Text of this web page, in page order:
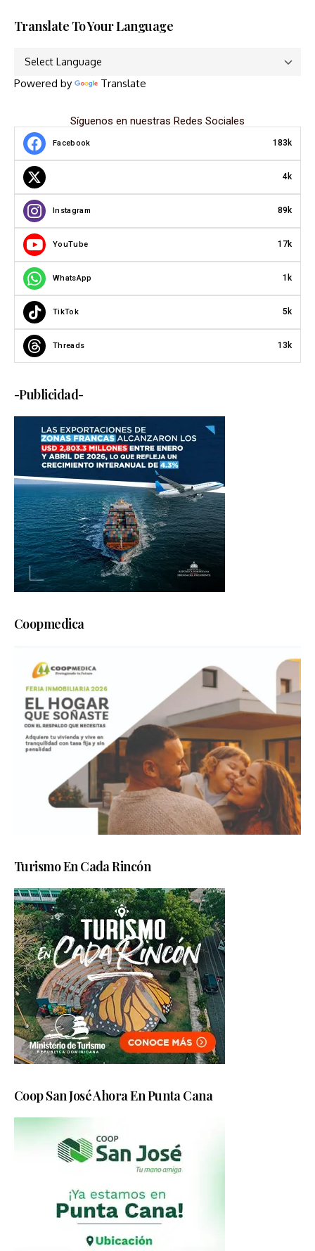
Translate To Your Language
Powered by Translate
Síguenos en nuestras Redes Sociales
Facebook 183k
4k
Instagram 89k
YouTube 17k
WhatsApp 1k
TikTok 5k
Threads 13k
-Publicidad-
Coopmedica
Turismo En Cada Rincón
Coop San José Ahora En Punta Cana